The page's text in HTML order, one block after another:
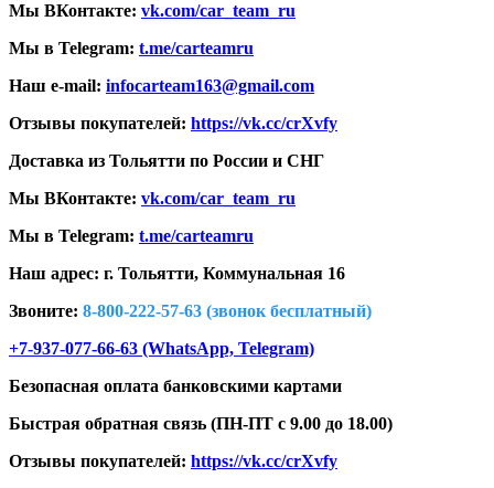
Мы ВКонтакте: vk.com/car_team_ru
Мы в Telegram: t.me/carteamru
Наш e-mail: infocarteam163@gmail.com
Отзывы покупателей: https://vk.cc/crXvfy
Доставка из Тольятти по России и СНГ
Мы ВКонтакте: vk.com/car_team_ru
Мы в Telegram: t.me/carteamru
Наш адрес: г. Тольятти, Коммунальная 16
Звоните: 8-800-222-57-63 (звонок бесплатный)
+7-937-077-66-63 (WhatsApp, Telegram)
Безопасная оплата банковскими картами
Быстрая обратная связь (ПН-ПТ с 9.00 до 18.00)
Отзывы покупателей: https://vk.cc/crXvfy